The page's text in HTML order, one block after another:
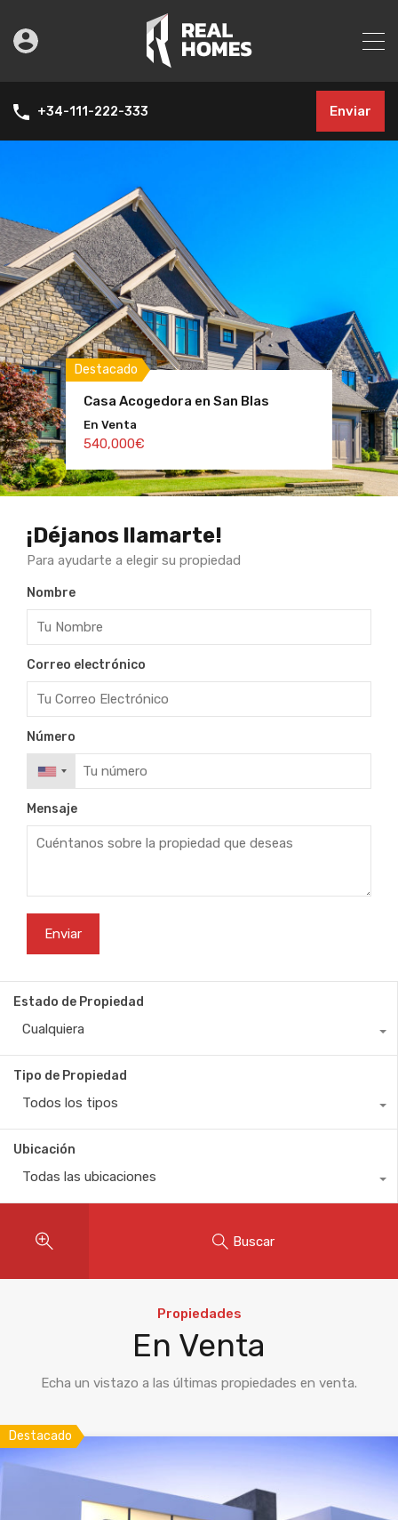
+34-111-222-333 Enviar
Destacado
Casa Acogedora en San Blas
En Venta
540,000€
Destacado
Villa de Lujo en Madrid
Para Alquiler
4,750€ Mensual
¡Déjanos llamarte!
Para ayudarte a elegir su propiedad
Nombre
Correo electrónico
Número
Mensaje
Estado de Propiedad
Cualquiera
Tipo de Propiedad
Todos los tipos
Ubicación
Todas las ubicaciones
Buscar
Propiedades
En Venta
Echa un vistazo a las últimas propiedades en venta.
Destacado